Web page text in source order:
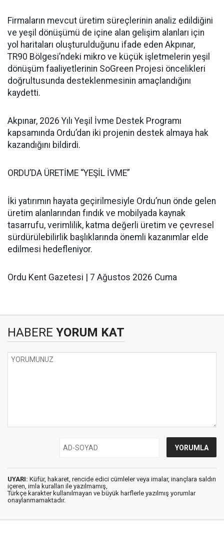
Firmaların mevcut üretim süreçlerinin analiz edildiğini
ve yeşil dönüşümü de içine alan gelişim alanları için
yol haritaları oluşturulduğunu ifade eden Akpınar,
TR90 Bölgesi’ndeki mikro ve küçük işletmelerin yeşil
dönüşüm faaliyetlerinin SoGreen Projesi öncelikleri
doğrultusunda desteklenmesinin amaçlandığını
kaydetti.
Akpınar, 2026 Yılı Yeşil İvme Destek Programı
kapsamında Ordu’dan iki projenin destek almaya hak
kazandığını bildirdi.
ORDU’DA ÜRETİME “YEŞİL İVME”
İki yatırımın hayata geçirilmesiyle Ordu’nun önde gelen
üretim alanlarından fındık ve mobilyada kaynak
tasarrufu, verimlilik, katma değerli üretim ve çevresel
sürdürülebilirlik başlıklarında önemli kazanımlar elde
edilmesi hedefleniyor.
Ordu Kent Gazetesi | 7 Ağustos 2026 Cuma
HABERE YORUM KAT
UYARI: Küfür, hakaret, rencide edici cümleler veya imalar, inançlara saldırı
içeren, imla kuralları ile yazılmamış,
Türkçe karakter kullanılmayan ve büyük harflerle yazılmış yorumlar
onaylanmamaktadır.